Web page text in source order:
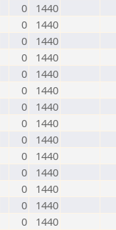
0
1440
0
1440
0
1440
0
1440
0
1440
0
1440
0
1440
0
1440
0
1440
0
1440
0
1440
0
1440
0
1440
0
1440